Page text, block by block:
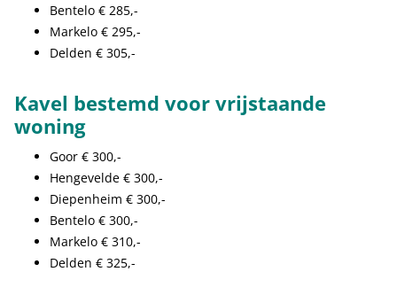
Bentelo € 285,-
Markelo € 295,-
Delden € 305,-
Kavel bestemd voor vrijstaande
woning
Goor € 300,-
Hengevelde € 300,-
Diepenheim € 300,-
Bentelo € 300,-
Markelo € 310,-
Delden € 325,-